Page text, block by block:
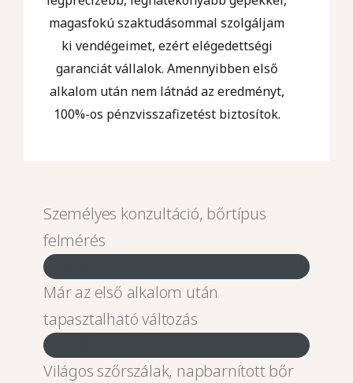
magasfokú szaktudásommal szolgáljam
ki vendégeimet, ezért elégedettségi
garanciát vállalok. Amennyibben első
alkalom után nem látnád az eredményt,
100%-os pénzvisszafizetést biztosítok.
Személyes konzultáció, bőrtípus
felmérés
Már az első alkalom után
tapasztalható változás
Világos szőrszálak, napbarnított bőr